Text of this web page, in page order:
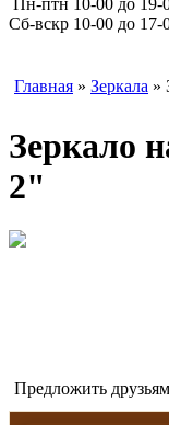
Пн-птн 10-00 до 19-
Сб-вскр 10-00 до 17-
Главная » Зеркала »
Зеркало
2"
Предложить